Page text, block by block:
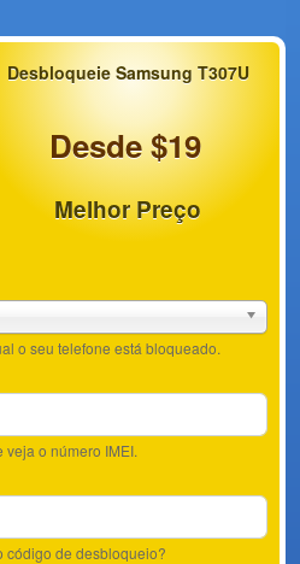
Desbloqueie Samsung T307U
Desde $19
Melhor Preço
o seu telefone está bloqueado.
o número IMEI.
código de desbloqueio?